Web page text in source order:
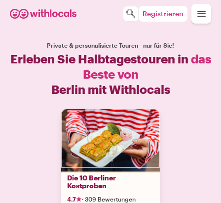
Registrieren
Private & personalisierte Touren - nur für Sie!
Erleben Sie Halbtagestouren in das
Beste von
Berlin mit Withlocals
Die 10 Berliner
Kostproben
4.7 · 309 Bewertungen